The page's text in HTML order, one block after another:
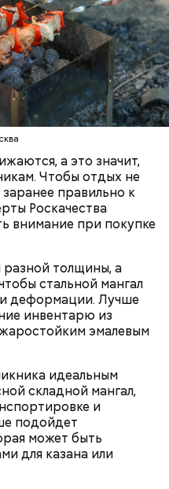
а это значит,
Чтобы отдых не
правильно к
Роскачества
внимание при покупке
разной толщины, а
стальной мангал
деформации. Лучше
инвентарю из
эмалевым
идеальным
складной мангал,
и
подойдет
может быть
для казана или
лучше не есть:
системой;